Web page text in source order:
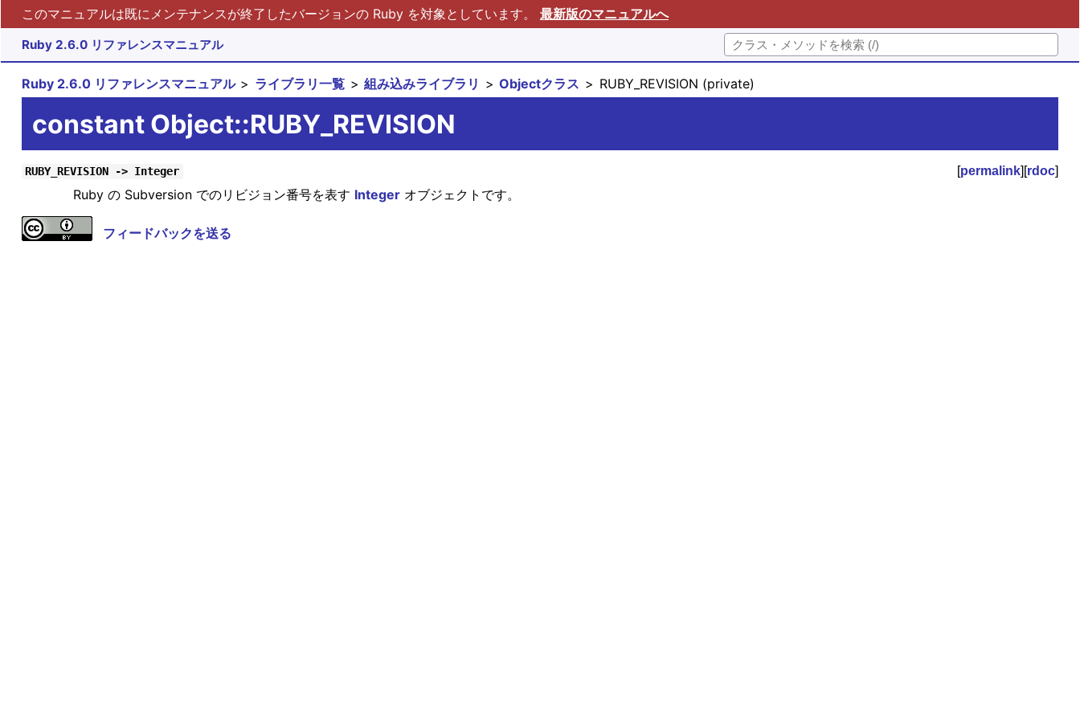
このマニュアルは既にメンテナンスが終了したバージョンの Ruby を対象としています。 最新版のマニュアルへ
Ruby 2.6.0 リファレンスマニュアル
Ruby 2.6.0 リファレンスマニュアル ライブラリ一覧 組み込みライブラリ Objectクラス RUBY_REVISION (private)
constant Object::RUBY_REVISION
RUBY_REVISION -> Integer [permalink][rdoc]
Ruby の Subversion でのリビジョン番号を表す Integerオブジェクトです。
フィードバックを送る